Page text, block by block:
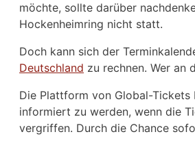
möchte, sollte darüber
Hockenheimring nicht statt.
Doch kann sich der
Deutschland zu rechnen. Wer an
Die Plattform von Global-
informiert zu werden, wenn die
vergriffen. Durch die Chance